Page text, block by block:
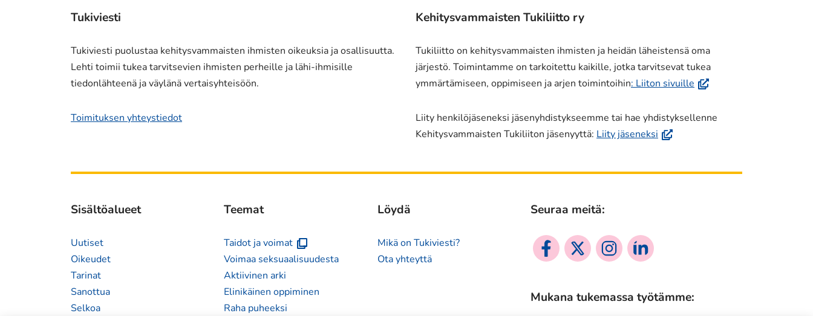
Tukiviesti
Tukiviesti puolustaa kehitysvammaisten ihmisten oikeuksia ja osallisuutta.
Lehti toimii tukea tarvitsevien ihmisten perheille ja lähi-ihmisille
tiedonlähteenä ja väylänä vertaisyhteisöön.
Toimituksen yhteystiedot
Kehitysvammaisten Tukiliitto ry
Tukiliitto on kehitysvammaisten ihmisten ja heidän läheistensä oma
järjestö. Toimintamme on tarkoitettu kaikille, jotka tarvitsevat tukea
ymmärtämiseen, oppimiseen ja arjen toimintoihin: Liiton sivuille (avautuu
ikkunaan,
Liity henkilöjäseneksi jäsenyhdistykseemme tai hae yhdistyksellenne
Kehitysvammaisten Tukiliiton jäsenyyttä: Liity jäseneksi (avautuu
Sisältöalueet
Uutiset
Oikeudet
Tarinat
Sanottua
Selkoa
Teemat
Taidot ja voimat(avautuu
uuteen
Voimaa seksuaalisuudesta
Aktiivinen arki
Elinikäinen oppiminen
Raha puheeksi
Löydä
Mikä on Tukiviesti?
Ota yhteyttä
Seuraa meitä:
Sosiaalinen
media:
Sosiaalinen
media:
Sosiaalinen
media:
Sosiaalinen
media:
Mukana tukemassa työtämme: